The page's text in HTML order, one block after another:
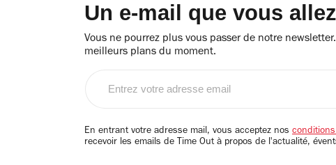
Un e-mail que vous
Vous ne pourrez plus vous passer de notre
meilleurs plans du moment.
email
En entrant votre adresse mail, vous acceptez nos
recevoir les emails de Time Out à propos de l'actualité,